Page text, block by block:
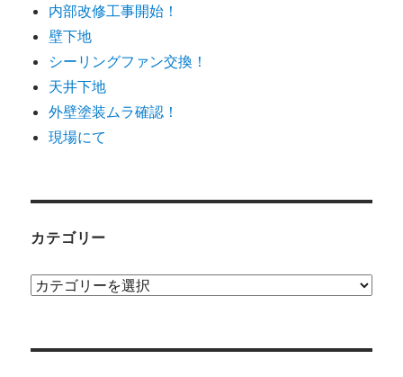
内部改修工事開始！
壁下地
シーリングファン交換！
天井下地
外壁塗装ムラ確認！
現場にて
カテゴリー
カ